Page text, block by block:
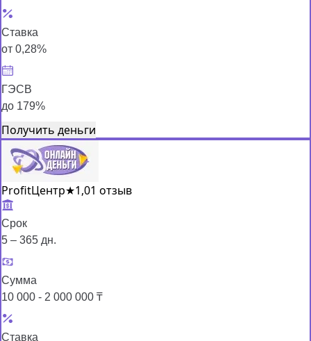
Ставка
от 0,28%
ГЭСВ
до 179%
Получить деньги
ProfitЦентр★1,01 отзыв
Срок
5 – 365 дн.
Сумма
10 000 - 2 000 000 ₸
Ставка